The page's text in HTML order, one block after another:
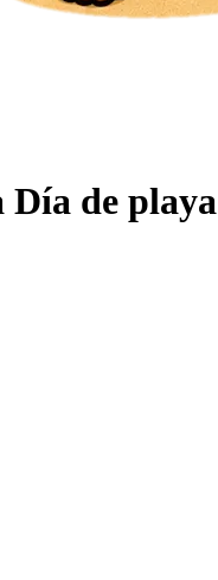
Día de playa